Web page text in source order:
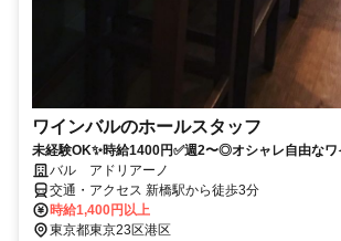
ワインバルのホールスタッフ
未経験OK✨時給1400円✅週2〜◎オシャレ自由なワ
バル アドリアーノ
交通・アクセス 新橋駅から徒歩3分
時給1,400円以上
東京都東京23区港区